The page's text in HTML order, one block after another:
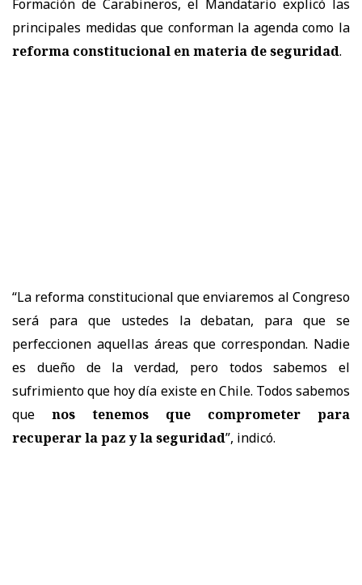
Formación de Carabineros, el Mandatario explicó las
principales medidas que conforman la agenda como la
reforma constitucional en materia de seguridad.
“La reforma constitucional que enviaremos al Congreso
será para que ustedes la debatan, para que se
perfeccionen aquellas áreas que correspondan. Nadie
es dueño de la verdad, pero todos sabemos el
sufrimiento que hoy día existe en Chile. Todos sabemos
que nos tenemos que comprometer para
recuperar la paz y la seguridad”, indicó.